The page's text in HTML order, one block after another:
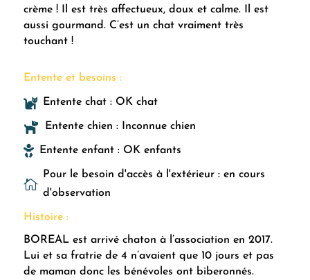
crème ! Il est très affectueux, doux et calme. Il est
aussi gourmand. C’est un chat vraiment très
touchant !
Entente et besoins :
 Entente chat : OK chat
 Entente chien : Inconnue chien
 Entente enfant : OK enfants

Pour le besoin d'accès à l'extérieur : en cours
d'observation
Histoire :
BOREAL est arrivé chaton à l’association en 2017.
Lui et sa fratrie de 4 n’avaient que 10 jours et pas
de maman donc les bénévoles ont biberonnés.